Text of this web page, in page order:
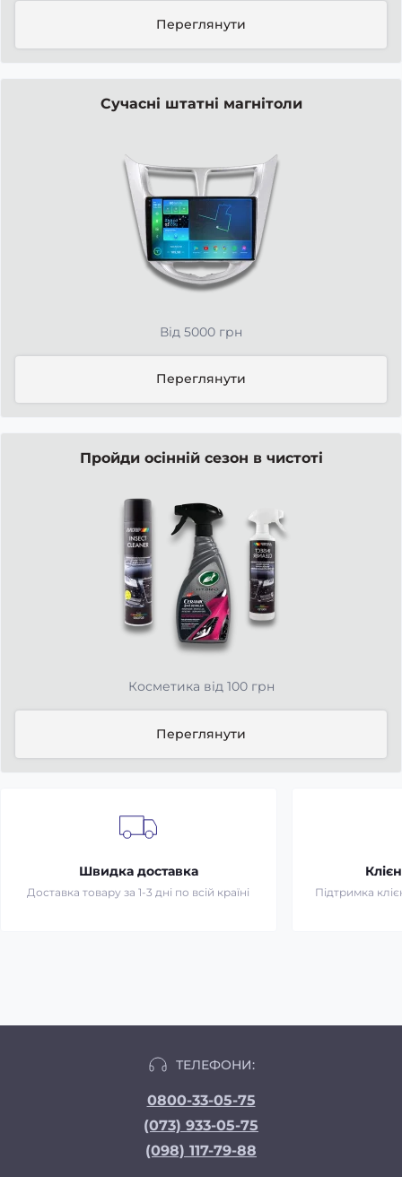
Переглянути
Сучасні штатні магнітоли
Від 5000 грн
Переглянути
Пройди осінній сезон в чистоті
Косметика від 100 грн
Переглянути
Швидка доставка
Доставка товару за 1-3 дні по всій країні Підтримка
ТЕЛЕФОНИ:
0800-33-05-75
(073) 933-05-75
(098) 117-79-88